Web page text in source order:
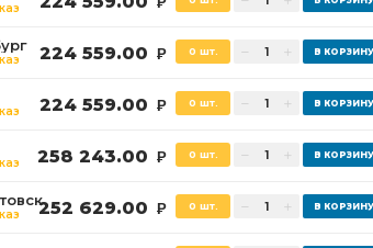
224 559.00 Р 0 шт.
224 559.00 Р 0 шт.
258 243.00 Р 0 шт.
252 629.00 Р 0 шт.